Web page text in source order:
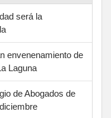
será la
envenenamiento de
Laguna
de Abogados de